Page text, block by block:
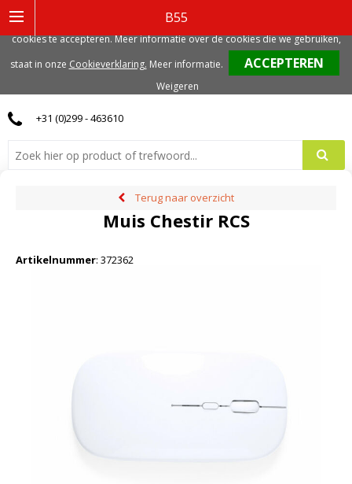
B55
0
+31 (0)299 - 463610
Terug naar overzicht
Muis Chestir RCS
Artikelnummer: 372362
gerelateerde cookies. Voor de beste gebruikerservaring, adviseren we deze
cookies te accepteren. Meer informatie over de cookies die we gebruiken,
staat in onze Cookieverklaring. Meer informatie.
Weigeren